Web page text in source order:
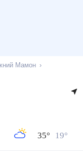
Мамон
35° 19°